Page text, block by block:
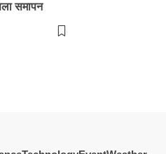
समापन